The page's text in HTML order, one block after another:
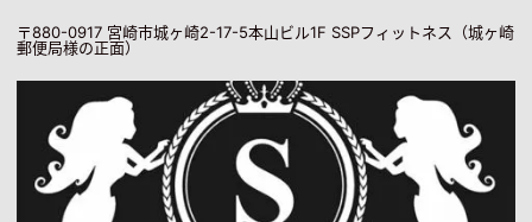
〒880-0917 宮崎市城ヶ崎2-17-5本山ビル1F SSPフィットネス（城ヶ崎
郵便局様の正面）